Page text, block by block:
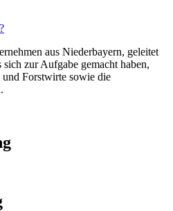
aus Niederbayern, geleitet
zur Aufgabe gemacht haben,
Forstwirte sowie die